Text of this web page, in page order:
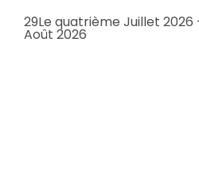
29Le quatrième Juillet 2026
Août 2026